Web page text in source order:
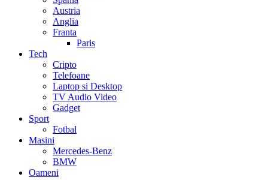
Austria
Anglia
Franta
Paris
Tech
Cripto
Telefoane
Laptop si Desktop
TV Audio Video
Gadget
Sport
Fotbal
Masini
Mercedes-Benz
BMW
Oameni